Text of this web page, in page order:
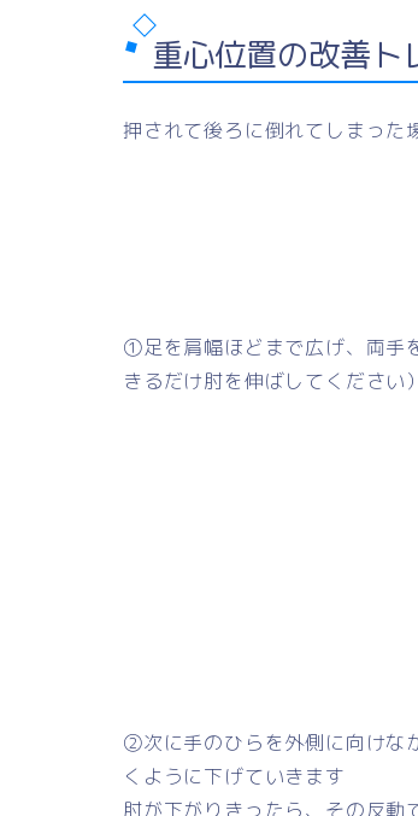
重心位置の改善ト
押されて後ろに倒れてしまった
①足を肩幅ほどまで広げ、両手
きるだけ肘を伸ばしてください）
②次に手のひらを外側に向けな
くように下げていきます
肘が下がりきったら、その反